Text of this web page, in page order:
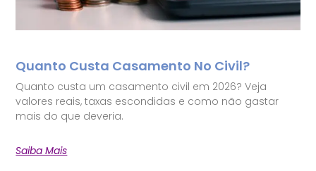
Quanto Custa Casamento No Civil?
Quanto custa um casamento civil em 2026? Veja
valores reais, taxas escondidas e como não gastar
mais do que deveria.
Saiba Mais